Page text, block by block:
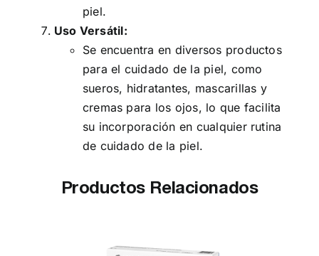
piel.
Uso Versátil:
Se encuentra en diversos productos
para el cuidado de la piel, como
sueros, hidratantes, mascarillas y
cremas para los ojos, lo que facilita
su incorporación en cualquier rutina
de cuidado de la piel.
Productos Relacionados